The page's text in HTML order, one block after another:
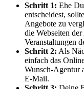
Schritt 1: Ehe
entscheidest,
Angebote zu
die Webseiten
Veranstaltungen
Schritt 2: Als
einfach das
Wunsch-Agentur
E-Mail.